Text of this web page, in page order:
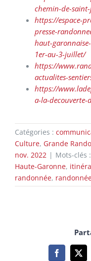
chemin-de-
https://espace-
presse-
haut-
1er-au-3-juillet/
https://
actualites-
https://
a-la-decouverte-
Catégories :
Culture, Grande
nov. 2022 | Mots-clés :
Haute-Garonne,
randonnée,
Facebook
X